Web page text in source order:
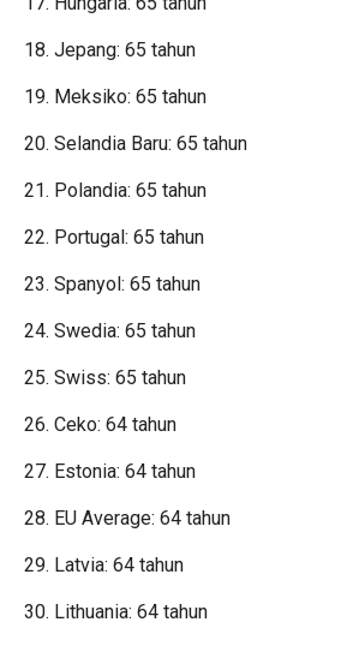
18. Jepang: 65 tahun
19. Meksiko: 65 tahun
20. Selandia Baru: 65 tahun
21. Polandia: 65 tahun
22. Portugal: 65 tahun
23. Spanyol: 65 tahun
24. Swedia: 65 tahun
25. Swiss: 65 tahun
26. Ceko: 64 tahun
27. Estonia: 64 tahun
28. EU Average: 64 tahun
29. Latvia: 64 tahun
30. Lithuania: 64 tahun